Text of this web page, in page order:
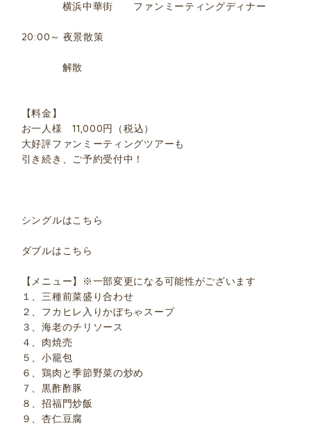
横浜中華街 ファンミーティングディナー
20:00～ 夜景散策
解散
【料金】
お一人様 11,000円（税込）
大好評ファンミーティングツアーも
引き続き、ご予約受付中！
シングルはこちら
ダブルはこちら
【メニュー】※一部変更になる可能性がございます
１、三種前菜盛り合わせ
２、フカヒレ入りかぼちゃスープ
３、海老のチリソース
４、肉焼売
５、小籠包
６、鶏肉と季節野菜の炒め
７、黒酢酢豚
８、招福門炒飯
９、杏仁豆腐